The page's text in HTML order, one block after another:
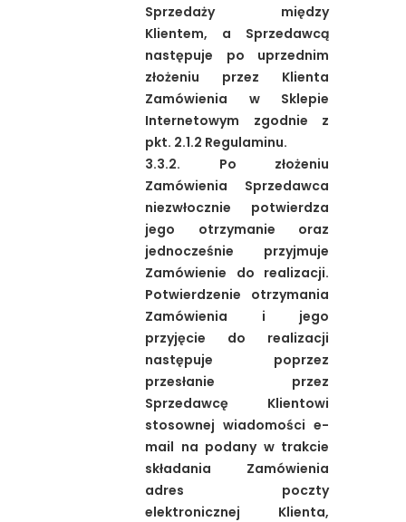
Sprzedaży między
Klientem, a Sprzedawcą
następuje po uprzednim
złożeniu przez Klienta
Zamówienia w Sklepie
Internetowym zgodnie z
pkt. 2.1.2 Regulaminu.
3.3.2. Po złożeniu
Zamówienia Sprzedawca
niezwłocznie potwierdza
jego otrzymanie oraz
jednocześnie przyjmuje
Zamówienie do realizacji.
Potwierdzenie otrzymania
Zamówienia i jego
przyjęcie do realizacji
następuje poprzez
przesłanie przez
Sprzedawcę Klientowi
stosownej wiadomości e-
mail na podany w trakcie
składania Zamówienia
adres poczty
elektronicznej Klienta,